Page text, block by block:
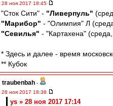
28 ноя 2017 18:45
"Сток Сити" - "Ливерпуль"
"Марибор" - "Олимпия" Л
"Севилья" - "Картахена"
* Здесь и далее - время
** Кубок
traubenbah -
28 ноя 2017 18:38
ys » 28 ноя 2017 17:14